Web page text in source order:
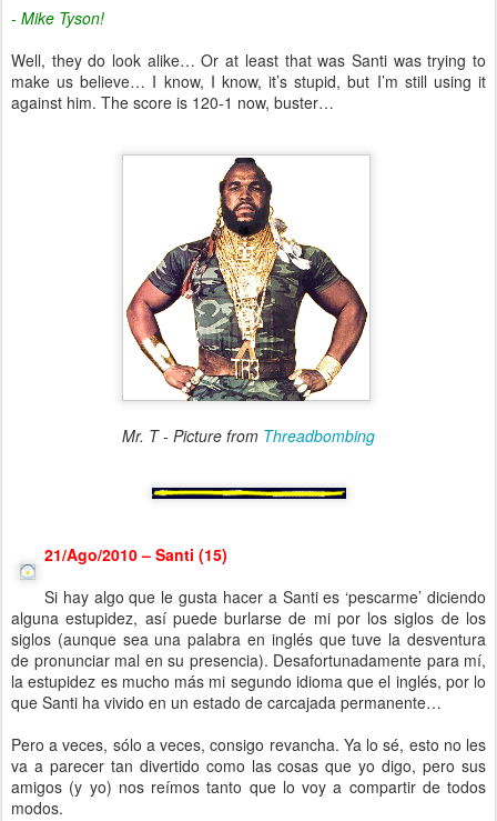
- Mike Tyson!
Well, they do look alike… Or at least that was Santi was trying to
make us believe… I know, I know, it’s stupid, but I’m still using it
against him. The score is 120-1 now, buster…
Mr. T - Picture from Threadbombing
21/Ago/2010 – Santi (15)
Si hay algo que le gusta hacer a Santi es ‘pescarme’ diciendo
alguna estupidez, así puede burlarse de mi por los siglos de los
siglos (aunque sea una palabra en inglés que tuve la desventura
de pronunciar mal en su presencia). Desafortunadamente para mí,
la estupidez es mucho más mi segundo idioma que el inglés, por lo
que Santi ha vivido en un estado de carcajada permanente…
Pero a veces, sólo a veces, consigo revancha. Ya lo sé, esto no les
va a parecer tan divertido como las cosas que yo digo, pero sus
amigos (y yo) nos reímos tanto que lo voy a compartir de todos
modos.